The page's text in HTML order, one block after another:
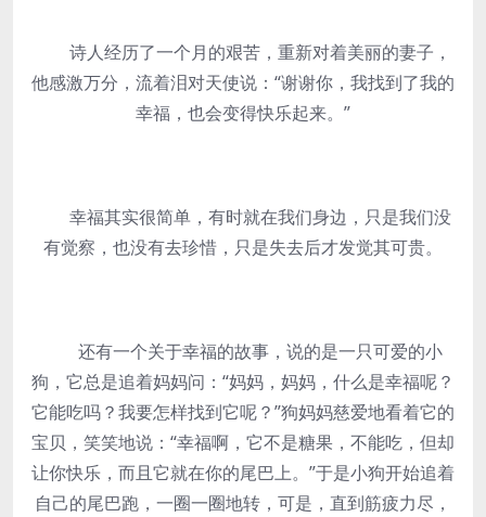
诗人经历了一个月的艰苦，重新对着美丽的妻子，
他感激万分，流着泪对天使说：“谢谢你，我找到了我的
幸福，也会变得快乐起来。”
幸福其实很简单，有时就在我们身边，只是我们没
有觉察，也没有去珍惜，只是失去后才发觉其可贵。
还有一个关于幸福的故事，说的是一只可爱的小
狗，它总是追着妈妈问：“妈妈，妈妈，什么是幸福呢？
它能吃吗？我要怎样找到它呢？”狗妈妈慈爱地看着它的
宝贝，笑笑地说：“幸福啊，它不是糖果，不能吃，但却
让你快乐，而且它就在你的尾巴上。”于是小狗开始追着
自己的尾巴跑，一圈一圈地转，可是，直到筋疲力尽，